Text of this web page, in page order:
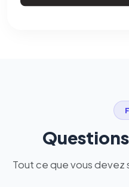
Tout ce que vous devez